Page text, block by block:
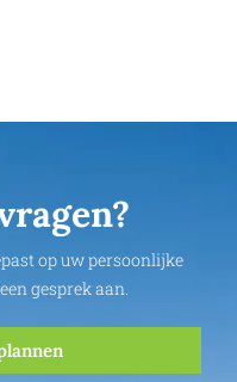
op uw persoonlijke
gesprek aan.